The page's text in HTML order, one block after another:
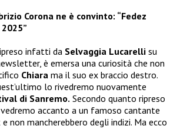
Corona ne è convinto: “Fedez
infatti da Selvaggia Lucarelli su
è emersa una curiosità che non
Chiara ma il suo ex braccio destro.
lo rivedremo nuovamente
di Sanremo. Secondo quanto ripreso
accanto a un famoso cantante
non mancherebbero degli indizi. Ma ecco